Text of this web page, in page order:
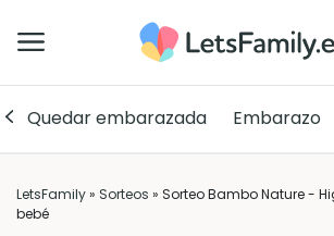
Quedar embarazada Embarazo
LetsFamily» Sorteos » Sorteo Bambo Nature -
bebé